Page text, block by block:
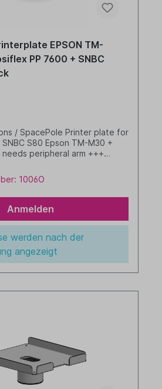
EPSON TM-
PP 7600 + SNBC
/ SpacePole Printer plate for
peripheral arm +++
1006O
Anmelden
werden nach der
angezeigt